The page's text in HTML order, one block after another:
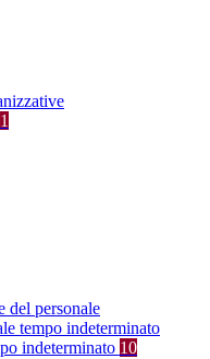
1
del personale
tempo indeterminato
indeterminato 10